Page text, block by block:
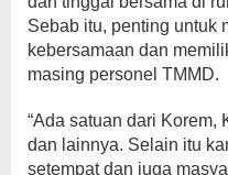
Sebab itu, penting untuk
kebersamaan dan
masing personel TMMD.
“Ada satuan dari Korem,
dan lainnya. Selain itu
setempat dan juga